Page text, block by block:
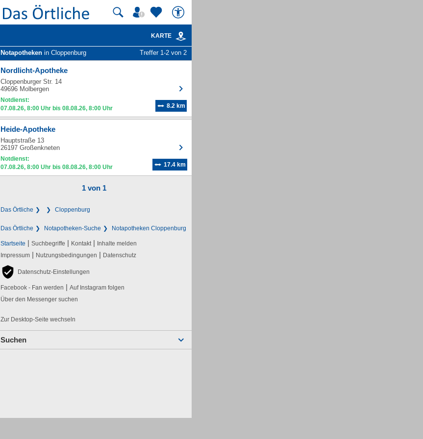
KARTE
Notapotheken in Cloppenburg Treffer 1-2 von 2
Nordlicht-Apotheke
Cloppenburger Str. 14
49696 Molbergen
Notdienst:
07.08.26, 8:00 Uhr bis 08.08.26, 8:00 Uhr
8.2 km
Heide-Apotheke
Hauptstraße 13
26197 Großenkneten
Notdienst:
07.08.26, 8:00 Uhr bis 08.08.26, 8:00 Uhr
17.4 km
1 von 1
Das Örtliche Cloppenburg
Das Örtliche Notapotheken-Suche Notapotheken Cloppenburg
Startseite | Suchbegriffe | Kontakt | Inhalte melden
Impressum | Nutzungsbedingungen | Datenschutz
Datenschutz-Einstellungen
Facebook - Fan werden | Auf Instagram folgen
Über den Messenger suchen
Zur Desktop-Seite wechseln
Suchen